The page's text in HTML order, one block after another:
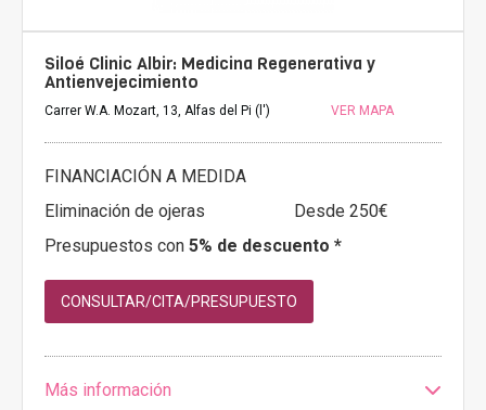
Siloé Clinic Albir: Medicina Regenerativa y
Antienvejecimiento
Carrer W.A. Mozart, 13, Alfas del Pi (l') VER MAPA
FINANCIACIÓN A MEDIDA
Eliminación de ojeras
Desde 250€
Presupuestos con 5% de descuento *
CONSULTAR/CITA/PRESUPUESTO
Más información